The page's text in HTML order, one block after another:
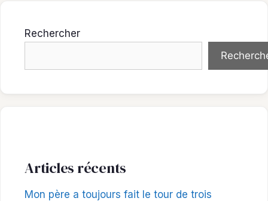
Rechercher
Articles récents
Mon père a toujours fait le tour de trois